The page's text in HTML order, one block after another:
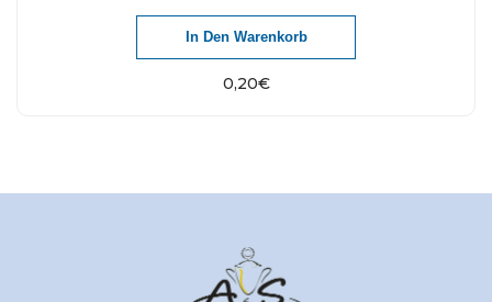
0,20€
In Den Warenkorb